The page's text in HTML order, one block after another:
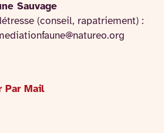
Sauvage
(conseil, rapatriement) :
Par Mail